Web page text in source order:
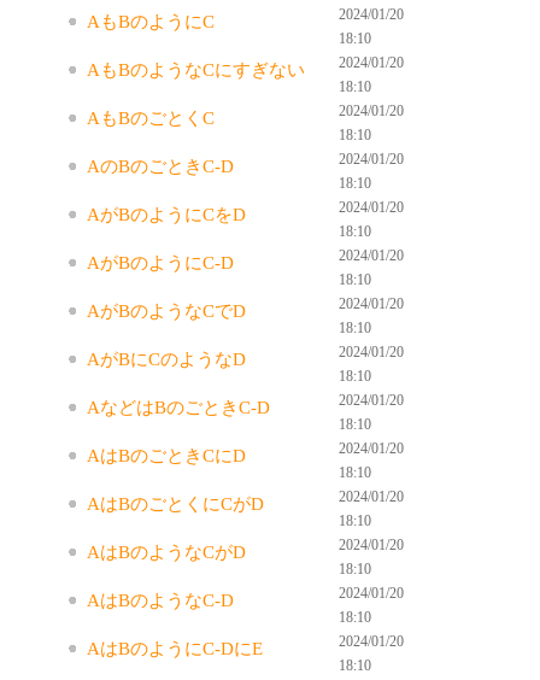
AもBのようにC
2024/01/20
18:10
AもBのようなCにすぎない
2024/01/20
18:10
AもBのごとくC
2024/01/20
18:10
AのBのごときC-D
2024/01/20
18:10
AがBのようにCをD
2024/01/20
18:10
AがBのようにC-D
2024/01/20
18:10
AがBのようなCでD
2024/01/20
18:10
AがBにCのようなD
2024/01/20
18:10
AなどはBのごときC-D
2024/01/20
18:10
AはBのごときCにD
2024/01/20
18:10
AはBのごとくにCがD
2024/01/20
18:10
AはBのようなCがD
2024/01/20
18:10
AはBのようなC-D
2024/01/20
18:10
AはBのようにC-DにE
2024/01/20
18:10